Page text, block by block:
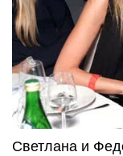
Светлана и